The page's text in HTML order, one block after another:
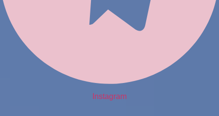
Instagram